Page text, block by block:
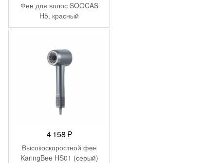
Фен для волос SOOCAS
H5, красный
4 158 ₽
Высокоскоростной фен
KaringBee HS01 (серый)